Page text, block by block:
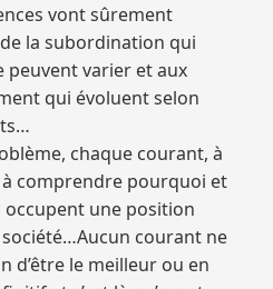
vont sûrement
la subordination qui
peuvent varier et aux
qui évoluent selon
chaque courant, à
comprendre pourquoi et
une position
courant ne
d’être le meilleur ou en